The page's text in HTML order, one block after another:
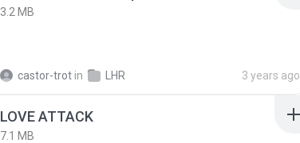
3.2 MB
castor-trot in LHR 3 years ago
LOVE ATTACK
7.1 MB